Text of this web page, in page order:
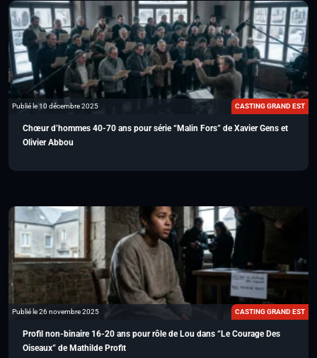
Publié le 10 décembre 2025 CASTING GRAND EST
Chœur d’hommes 40-70 ans pour série “Malin Fors” de Xavier Gens et
Olivier Abbou
Publié le 26 novembre 2025 CASTING GRAND EST
Profil non-binaire 16-20 ans pour rôle de Lou dans “Le Courage Des
Oiseaux” de Mathilde Profit